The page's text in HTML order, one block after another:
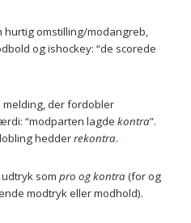
hurtig omstilling/modangreb,
og ishockey: “de scorede
der fordobler
“modparten lagde kontra”.
hedderrekontra.
som pro og kontra(for og
modtryk eller modhold).